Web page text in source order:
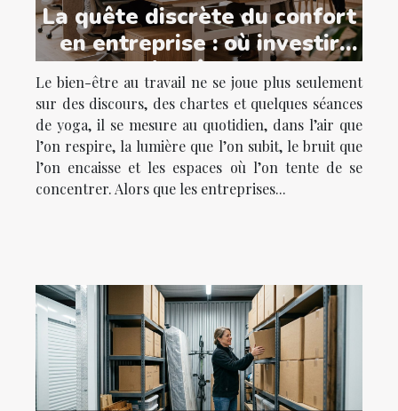
La quête discrète du confort
en entreprise : où investir
pour un bien-être durable ?
Le bien-être au travail ne se joue plus seulement
sur des discours, des chartes et quelques séances
de yoga, il se mesure au quotidien, dans l’air que
l’on respire, la lumière que l’on subit, le bruit que
l’on encaisse et les espaces où l’on tente de se
concentrer. Alors que les entreprises...